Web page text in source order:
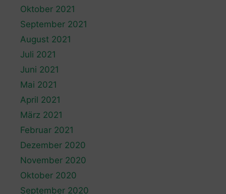
Oktober 2021
September 2021
August 2021
Juli 2021
Juni 2021
Mai 2021
April 2021
März 2021
Februar 2021
Dezember 2020
November 2020
Oktober 2020
September 2020